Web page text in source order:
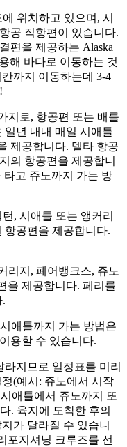
위치하고 있으며, 시
공 직항편이 있습니다.
편을 제공하는 Alaska
해 바다로 이동하는 것
까지 이동하는데 3-4
지로, 항공편 또는 배를
일년 내내 매일 시애틀
제공합니다. 델타 항공
의 항공편을 제공합니
고 쥬노까지 가는 방
, 시애틀 또는 앵커리
항공편을 제공합니다.
리지, 페어뱅크스, 쥬노
을 제공합니다. 페리를
.
애틀까지 가는 방법은
용할 수 있습니다.
지므로 일정표를 미리
(예시: 쥬노에서 시작
애틀에서 쥬노까지 또
. 육지에 도착한 후의
가 달라질 수 있습니
포지셔닝 크루즈를 선